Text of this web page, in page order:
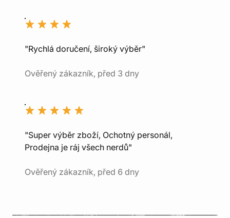
"Rychlá doručení, široký výběr"
Ověřený zákazník, před 3 dny
"Super výběr zboží, Ochotný personál,
Prodejna je ráj všech nerdů"
Ověřený zákazník, před 6 dny